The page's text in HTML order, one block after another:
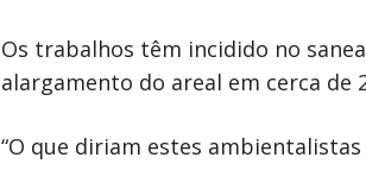
Os trabalhos têm incidido no
alargamento do areal em cerca de
“O que diriam estes